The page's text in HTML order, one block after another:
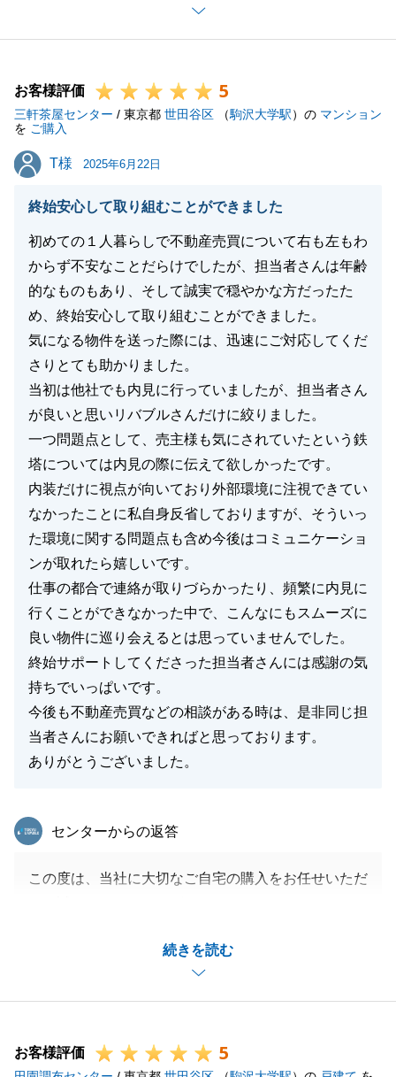
再びH様のお役に立てたことを嬉しく思います。
今回はお買い換えでしたので売却も伴うお手続きでし
とご購入のお手続きを完了することが出来ました。
最後のご決済お手続きは長丁場となってしまいました
が、Ｈ様がきっちり準備をして頂きましたので、無事
に終えることが出来ました。
お引っ越しはこれからになりますが、引き続きサポー
トをさせて頂ければと思います。
今後ともよろしくお願いいたします。
閉じる
お客様評価 5
三軒茶屋センター / 東京都 世田谷区 （駒沢大学駅）の マンション
を ご購入
T様
T様 2025年6月22日
終始安心して取り組むことができました
初めての１人暮らしで不動産売買について右も左もわ
からず不安なことだらけでしたが、担当者さんは年齢
的なものもあり、そして誠実で穏やかな方だったた
め、終始安心して取り組むことができました。
気になる物件を送った際には、迅速にご対応してくだ
さりとても助かりました。
当初は他社でも内見に行っていましたが、担当者さん
が良いと思いリバブルさんだけに絞りました。
一つ問題点として、売主様も気にされていたという鉄
塔については内見の際に伝えて欲しかったです。
内装だけに視点が向いており外部環境に注視できてい
なかったことに私自身反省しておりますが、そういっ
た環境に関する問題点も含め今後はコミュニケーショ
ンが取れたら嬉しいです。
仕事の都合で連絡が取りづらかったり、頻繁に内見に
行くことができなかった中で、こんなにもスムーズに
良い物件に巡り会えるとは思っていませんでした。
終始サポートしてくださった担当者さんには感謝の気
持ちでいっぱいです。
今後も不動産売買などの相談がある時は、是非同じ担
当者さんにお願いできればと思っております。
ありがとうございました。
続きを読む
東急リバブル
センターからの返答
この度は、当社に大切なご自宅の購入をお任せいただ
変うれしく思います。
お忙しい中のご連絡や日程の調整まで毎回ご協力いた
だき、T様のご協力あってご契約・ご決済までスムー
す。
お客様評価 5